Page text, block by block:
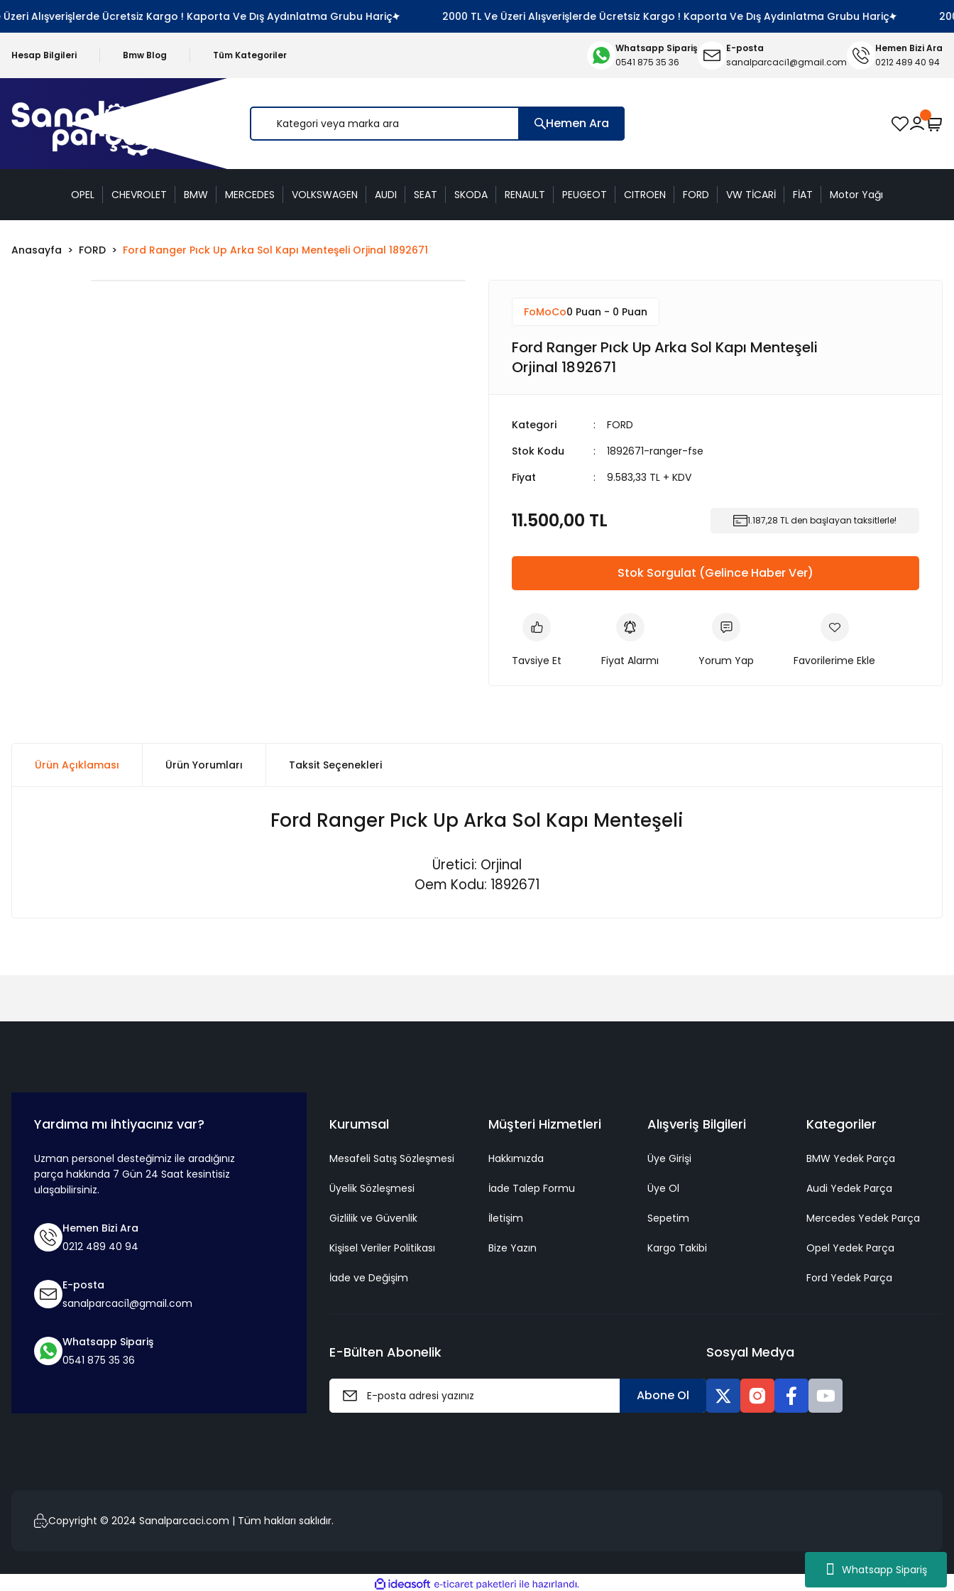
Whatsapp Sipariş
Alışverişlerde Ücretsiz Kargo ! Kaporta Ve Dış Aydınlatma Grubu Hariç 2000 TL Ve Üzeri Alışverişlerde Ücretsiz Kargo ! Kaporta Ve Dış Aydınlatma Grubu Hariç 2000
Hesap Bilgileri Bmw Blog Tüm Kategoriler
Whatsapp Sipariş
0541 875 35 36
E-posta
sanalparcaci1@gmail.com
Hemen Bizi Ara
0212 489 40 94
Hemen Ara
OPEL CHEVROLET BMW MERCEDES VOLKSWAGEN AUDI SEAT SKODA RENAULT PEUGEOT CITROEN FORD VW TİCARİ FİAT Motor Yağı
Anasayfa FORD Ford Ranger Pıck Up Arka Sol Kapı Menteşeli Orjinal 1892671
FoMoCo0 Puan - 0 Puan
Ford Ranger Pıck Up Arka Sol Kapı Menteşeli
Orjinal 1892671
Kategori
FORD
Stok Kodu
1892671-ranger-fse
Fiyat
9.583,33 TL + KDV
11.500,00 TL 1.187,28 TL den başlayan taksitlerle!
Stok Sorgulat (Gelince Haber Ver)
Tavsiye Et Fiyat Alarmı Yorum Yap
Ürün Açıklaması Ürün Yorumları Taksit Seçenekleri
Ford Ranger Pıck Up Arka Sol Kapı Menteşeli
Üretici: Orjinal
Oem Kodu: 1892671
Yardıma mı ihtiyacınız var?
Uzman personel desteğimiz ile aradığınız
parça hakkında 7 Gün 24 Saat kesintisiz
ulaşabilirsiniz.
Hemen Bizi Ara
0212 489 40 94
E-posta
sanalparcaci1@gmail.com
Whatsapp Sipariş
0541 875 35 36
Kurumsal
Mesafeli Satış Sözleşmesi
Üyelik Sözleşmesi
Gizlilik ve Güvenlik
Kişisel Veriler Politikası
İade ve Değişim
Müşteri Hizmetleri
Hakkımızda
İade Talep Formu
İletişim
Bize Yazın
Alışveriş Bilgileri
Üye Girişi
Üye Ol
Sepetim
Kargo Takibi
Kategoriler
BMW Yedek Parça
Audi Yedek Parça
Mercedes Yedek Parça
Opel Yedek Parça
Ford Yedek Parça
E-Bülten Abonelik
Abone Ol
Sosyal Medya
Copyright © 2024 Sanalparcaci.com | Tüm hakları saklıdır.
ideasoft e-